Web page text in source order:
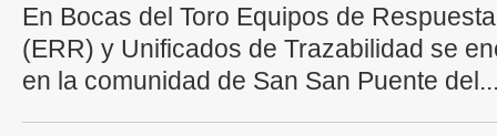
En Bocas del Toro Equipos de
(ERR) y Unificados de Trazabilidad se
en la comunidad de San San Puente